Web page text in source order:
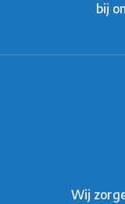
bij
Wij